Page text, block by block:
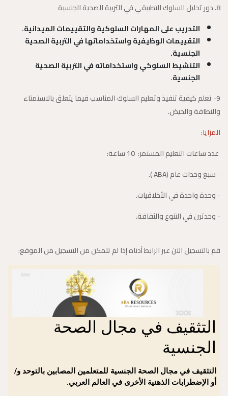
8. دور تحليل السلوك التطبيقي في التربية الصحية الجنسية
التدريب على المهارات السلوكية والتقييمات الميدانية.
التقييمات الوظيفية واستخداماتها في التربية الصحية
الجنسية.
التنشيط السلوكي واستخداماته في التربية الصحية
الجنسية.
9- تعلم كيفية تنفيذ وتعليم السلوك المناسب فيما يتعلق بالاستمناء
والنظافة والحيض.
المزايا:
عدد ساعات التعليم المستمر: 10 ساعة:
- سبع وحدات عام (ABA ).
- وحدة واحدة في الأخلاقيات.
- وحدتين في التنوع والثقافة.
قم بالتسجيل الآن عبر الرابط أدناه إذا لم تتمكن من التسجيل من الموقع: